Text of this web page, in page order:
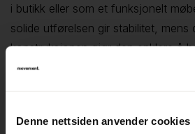
Denne nettsiden anvender cookies
i butikk eller som et funksjonelt
solide utførelsen gir stabilitet, mens
konstruksjonen gjør den enklere å
muligheter for plassering og bruk.
en slitesterk løsning som tåler